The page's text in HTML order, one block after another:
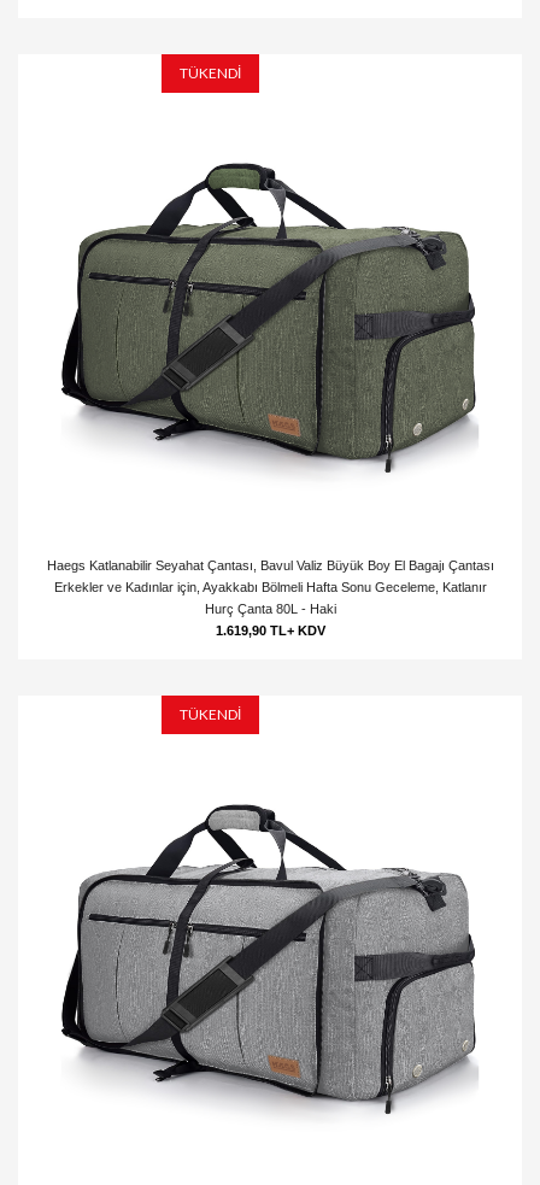
TÜKENDİ
Haegs Katlanabilir Seyahat Çantası, Bavul Valiz Büyük Boy El Bagajı Çantası
Erkekler ve Kadınlar için, Ayakkabı Bölmeli Hafta Sonu Geceleme, Katlanır
Hurç Çanta 80L - Haki
1.619,90 TL+ KDV
TÜKENDİ